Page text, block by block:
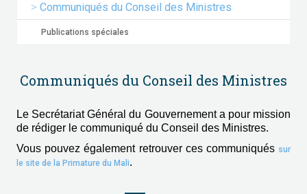
Communiqués du Conseil des Ministres
Publications spéciales
Communiqués du Conseil des Ministres
Le Secrétariat Général du Gouvernement a pour mission
de rédiger le communiqué du Conseil des Ministres.
Vous pouvez également retrouver ces communiqués sur
le site de la Primature du Mali.